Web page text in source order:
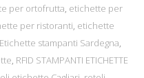
per ortofrutta, etichette per
per ristoranti, etichette
Etichette stampanti Sardegna,
, RFID STAMPANTI ETICHETTE